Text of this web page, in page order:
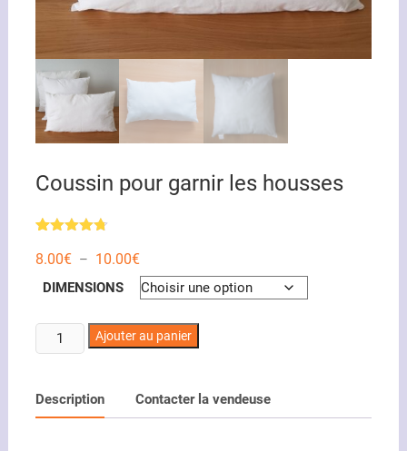
Coussin pour garnir les housses
sur 5
notations
8.00€ – 10.00€Plage
prix :
8.00€
10.00€
DIMENSIONS
quantité
de
pour
garnir
Ajouter au panier
Description Contacter la vendeuse